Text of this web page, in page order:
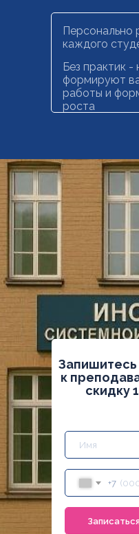
Персонально
каждого
Без практик -
формируют
работы и
роста
Запишитесь
к
скидку
+7